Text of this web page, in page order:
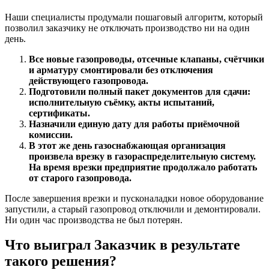
Наши специалисты продумали пошаговый алгоритм, который
позволил заказчику не отключать производство ни на один
день.
Все новые газопроводы, отсечные клапаны, счётчики
и арматуру смонтировали без отключения
действующего газопровода.
Подготовили полный пакет документов для сдачи:
исполнительную съёмку, акты испытаний,
сертификаты.
Назначили единую дату для работы приёмочной
комиссии.
В этот же день газоснабжающая организация
произвела врезку в газораспределительную систему.
На время врезки предприятие продолжало работать
от старого газопровода.
После завершения врезки и пусконаладки новое оборудование
запустили, а старый газопровод отключили и демонтировали.
Ни один час производства не был потерян.
Что выиграл Заказчик в результате
такого решения?